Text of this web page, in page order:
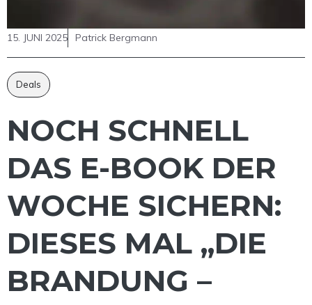
15. JUNI 2025 Patrick Bergmann
Deals
NOCH SCHNELL
DAS E-BOOK DER
WOCHE SICHERN:
DIESES MAL „DIE
BRANDUNG –